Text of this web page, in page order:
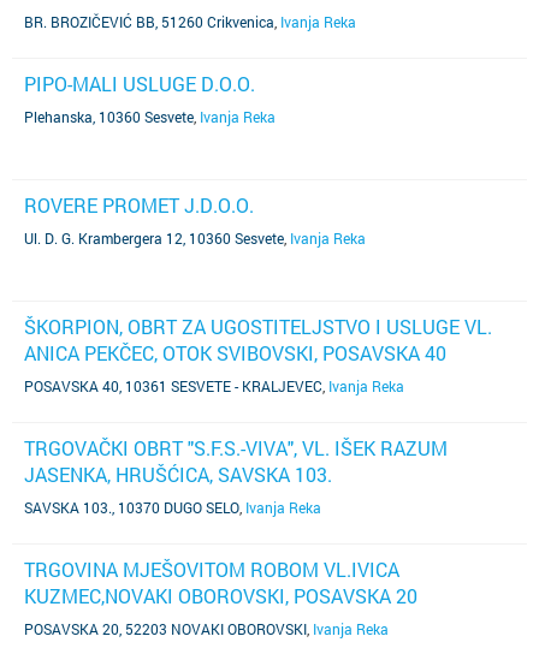
BR. BROZIČEVIĆ BB, 51260 Crikvenica Ivanja Reka
PIPO-MALI USLUGE D.O.O.
Plehanska, 10360 Sesvete Ivanja Reka
ROVERE PROMET J.D.O.O.
Ul. D. G. Krambergera 12, 10360 Sesvete Ivanja Reka
ŠKORPION, OBRT ZA UGOSTITELJSTVO I USLUGE VL.
ANICA PEKČEC, OTOK SVIBOVSKI, POSAVSKA 40
POSAVSKA 40, 10361 SESVETE - KRALJEVEC Ivanja Reka
TRGOVAČKI OBRT "S.F.S.-VIVA", VL. IŠEK RAZUM
JASENKA, HRUŠĆICA, SAVSKA 103.
SAVSKA 103., 10370 DUGO SELO Ivanja Reka
TRGOVINA MJEŠOVITOM ROBOM VL.IVICA
KUZMEC,NOVAKI OBOROVSKI, POSAVSKA 20
POSAVSKA 20, 52203 NOVAKI OBOROVSKI Ivanja Reka